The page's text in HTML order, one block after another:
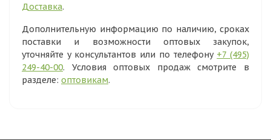
Доставка.
Дополнительную информацию по наличию, сроках
поставки и возможности оптовых закупок,
уточняйте у консультантов или по телефону +7 (495)
249-40-00. Условия оптовых продаж смотрите в
разделе: оптовикам.